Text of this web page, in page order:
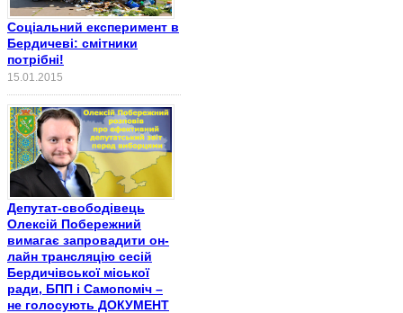
Соціальний експеримент в
Бердичеві: смітники
потрібні!
15.01.2015
Депутат-свободівець
Олексій Побережний
вимагає запровадити он-
лайн трансляцію сесій
Бердичівської міської
ради, БПП і Самопоміч –
не голосують ДОКУМЕНТ